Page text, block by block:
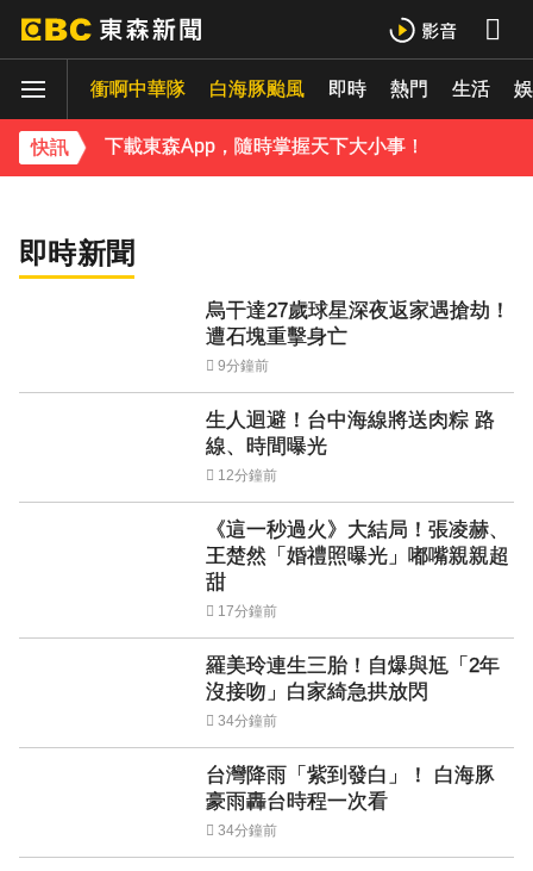
衝啊中華隊 白海豚颱風 即時 熱門 生活
快訊
ENHYPEN西村力站姐輕生亡！生前淚喊「本想再活久點」粉絲怒轟：別再差別對待
下載東森App，隨時掌握天下大小事！
《成名在望》第二季預告震撼曝光！李國毅怒
嗆姚淳耀「當邱家的狗」兄弟情決裂
即時新聞
烏干達27歲球星深夜返家遇搶劫！
遭石塊重擊身亡
9分鐘前
生人迴避！台中海線將送肉粽 路
線、時間曝光
12分鐘前
《這一秒過火》大結局！張凌赫、
王楚然「婚禮照曝光」嘟嘴親親超
甜
17分鐘前
羅美玲連生三胎！自爆與尪「2年
沒接吻」白家綺急拱放閃
34分鐘前
台灣降雨「紫到發白」！ 白海豚
豪雨轟台時程一次看
34分鐘前